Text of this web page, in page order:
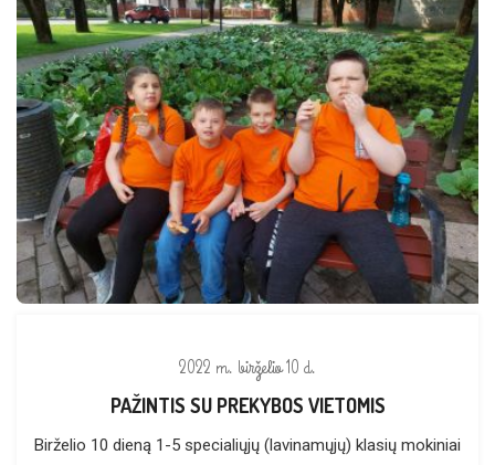
2022 m. birželio 10 d.
PAŽINTIS SU PREKYBOS VIETOMIS
Birželio 10 dieną 1-5 specialiųjų (lavinamųjų) klasių mokiniai